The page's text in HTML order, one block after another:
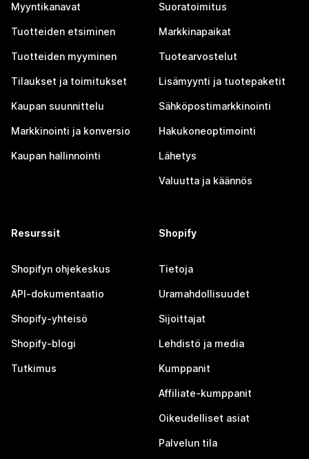
Myyntikanavat
Tuotteiden etsiminen
Tuotteiden myyminen
Tilaukset ja toimitukset
Kaupan suunnittelu
Markkinointi ja konversio
Kaupan hallinnointi
Suoratoimitus
Markkinapaikat
Tuotearvostelut
Lisämyynti ja tuotepaketit
Sähköpostimarkkinointi
Hakukoneoptimointi
Lähetys
Valuutta ja käännös
Resurssit
Shopifyn ohjekeskus
API-dokumentaatio
Shopify-yhteisö
Shopify-blogi
Tutkimus
Shopify
Tietoja
Uramahdollisuudet
Sijoittajat
Lehdistö ja media
Kumppanit
Affiliate-kumppanit
Oikeudelliset asiat
Palvelun tila